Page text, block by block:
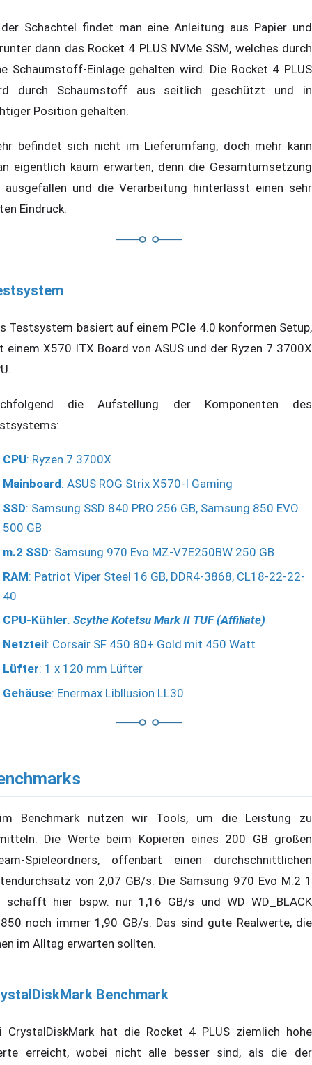
Schachtel findet man eine Anleitung aus Papier und
dann das Rocket 4 PLUS NVMe SSM, welches durch
Schaumstoff-Einlage gehalten wird. Die Rocket 4 PLUS
durch Schaumstoff aus seitlich geschützt und in
Position gehalten.
befindet sich nicht im Lieferumfang, doch mehr kann
eigentlich kaum erwarten, denn die Gesamtumsetzung
und die Verarbeitung hinterlässt einen sehr
Eindruck.
Testsystem basiert auf einem PCIe 4.0 konformen Setup,
einem X570 ITX Board von ASUS und der Ryzen 7 3700X
die Aufstellung der Komponenten des
CPU: Ryzen 7 3700X
Mainboard: ASUS ROG Strix X570-I Gaming
SSD: Samsung SSD 840 PRO 256 GB, Samsung 850 EVO
500 GB
m.2 SSD: Samsung 970 Evo MZ-V7E250BW 250 GB
RAM: Patriot Viper Steel 16 GB, DDR4-3868, CL18-22-22-
40
CPU-Kühler: Scythe Kotetsu Mark II TUF (Affiliate)
Netzteil: Corsair SF 450 80+ Gold mit 450 Watt
Lüfter: 1 x 120 mm Lüfter
Gehäuse: Enermax Libllusion LL30
Benchmark nutzen wir Tools, um die Leistung zu
Die Werte beim Kopieren eines 200 GB großen
Spieleordners, offenbart einen durchschnittlichen
von 2,07 GB/s. Die Samsung 970 Evo M.2 1
schafft hier bspw. nur 1,16 GB/s und WD WD_BLACK
noch immer 1,90 GB/s. Das sind gute Realwerte, die
im Alltag erwarten sollten.
Benchmark
CrystalDiskMark hat die Rocket 4 PLUS ziemlich hohe
erreicht, wobei nicht alle besser sind, als die der